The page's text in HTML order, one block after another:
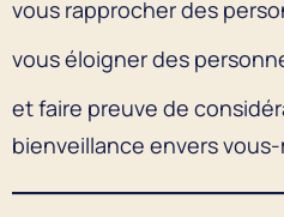
vous rapprocher des
vous éloigner des
et faire preuve de
bienveillance envers